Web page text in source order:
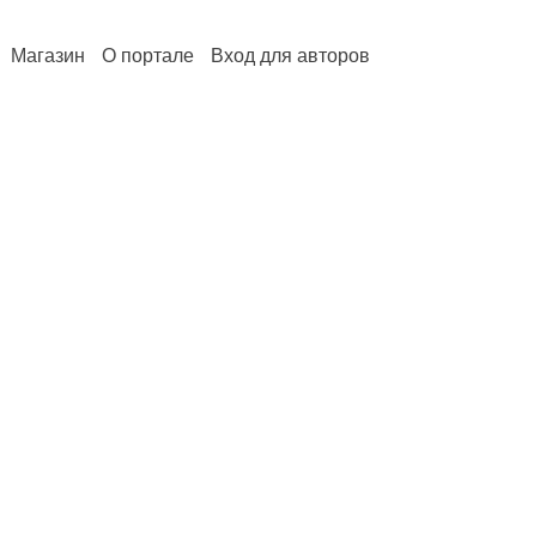
Магазин О портале Вход для авторов